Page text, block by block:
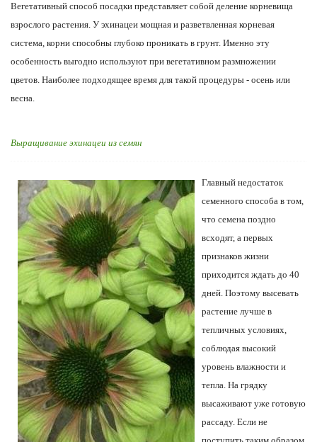
Вегетативный способ посадки представляет собой деление корневища
взрослого растения. У эхинацеи мощная и разветвленная корневая
система, корни способны глубоко проникать в грунт. Именно эту
особенность выгодно используют при вегетативном размножении
цветов. Наиболее подходящее время для такой процедуры - осень или
весна.
Выращивание эхинацеи из семян
Главный недостаток
семенного способа в том,
что семена поздно
всходят, а первых
признаков жизни
приходится ждать до 40
дней. Поэтому высевать
растение лучше в
тепличных условиях,
соблюдая высокий
уровень влажности и
тепла. На грядку
высаживают уже готовую
рассаду. Если не